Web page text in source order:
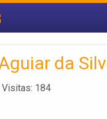
da
Visitas: 184